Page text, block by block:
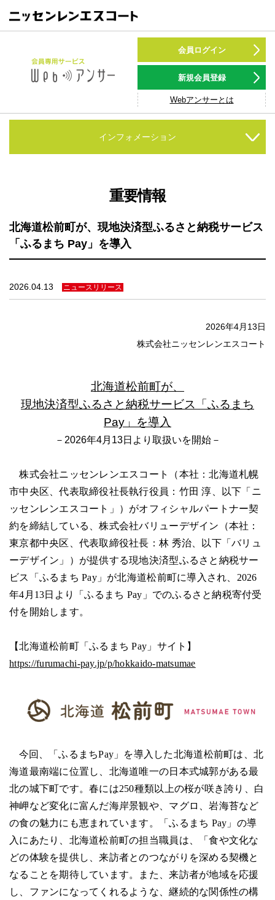
カードをつくる
カードをつかう
NSポイント
加盟店のみなさま
会員ログイン
新規会員登録
Webアンサーとは
インフォメーション
重要情報
北海道松前町が、現地決済型ふるさと納税サービス
「ふるまち Pay」を導入
2026.04.13 ニュースリリース
2026年4月13日
株式会社ニッセンレンエスコート
北海道松前町が、
現地決済型ふるさと納税サービス「 ふるまち
Pay」を導入
－2026年4月13日より取扱いを開始－
株式会社ニッセンレンエスコート（本社：北海道札幌
市中央区、代表取締役社長執行役員：竹田 淳、以下「ニ
ッセンレンエスコート」）がオフィシャルパートナー契
約を締結している、株式会社バリューデザイン（本社：
東京都中央区、代表取締役社長：林 秀治、以下「バリュ
ーデザイン」）が提供する現地決済型ふるさと納税サー
ビス「ふるまち Pay」が北海道松前町に導入され、2026
年4月13日より「ふるまち Pay」でのふるさと納税寄付受
付を開始します。
【北海道松前町「ふるまち Pay」サイト】
https://furumachi-pay.jp/p/hokkaido-matsumae
今回、
「ふるまちPay」を導入した北海道松前町は、北
海道最南端に位置し、北海道唯一の日本式城郭がある最
北の城下町です。春には250種類以上の桜が咲き誇り、白
神岬など変化に富んだ海岸景観や、マグロ、岩海苔など
の食の魅力にも恵まれています。「ふるまち Pay」の導
入にあたり、北海道松前町の担当職員は、「食や文化な
どの体験を提供し、来訪者とのつながりを深める契機と
なることを期待しています。また、来訪者が地域を応援
し、ファンになってくれるような、継続的な関係性の構